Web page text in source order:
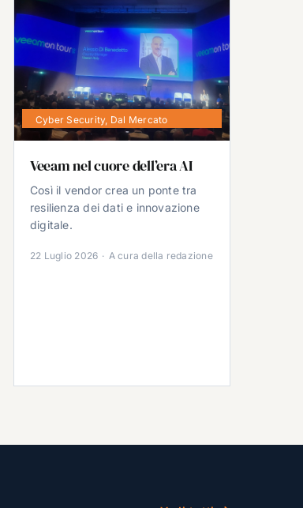
Cyber Security, Dal Mercato
Veeam nel cuore dell’era AI
Così il vendor crea un ponte tra
resilienza dei dati e innovazione
digitale.
22 Luglio 2026 · A cura della redazione